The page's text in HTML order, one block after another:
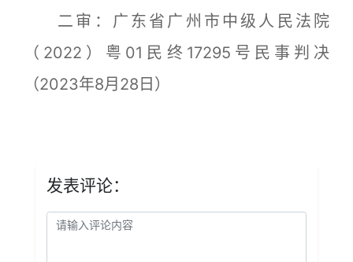
二审：广东省广州市中级人民法院
（2022）粤01民终17295号民事判决
（2023年8月28日）
发表评论：